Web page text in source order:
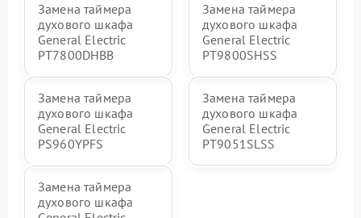
Замена таймера
духового шкафа
General Electric
PT7800DHBB
Замена таймера
духового шкафа
General Electric
PT9800SHSS
Замена таймера
духового шкафа
General Electric
PS960YPFS
Замена таймера
духового шкафа
General Electric
PT9051SLSS
Замена таймера
духового шкафа